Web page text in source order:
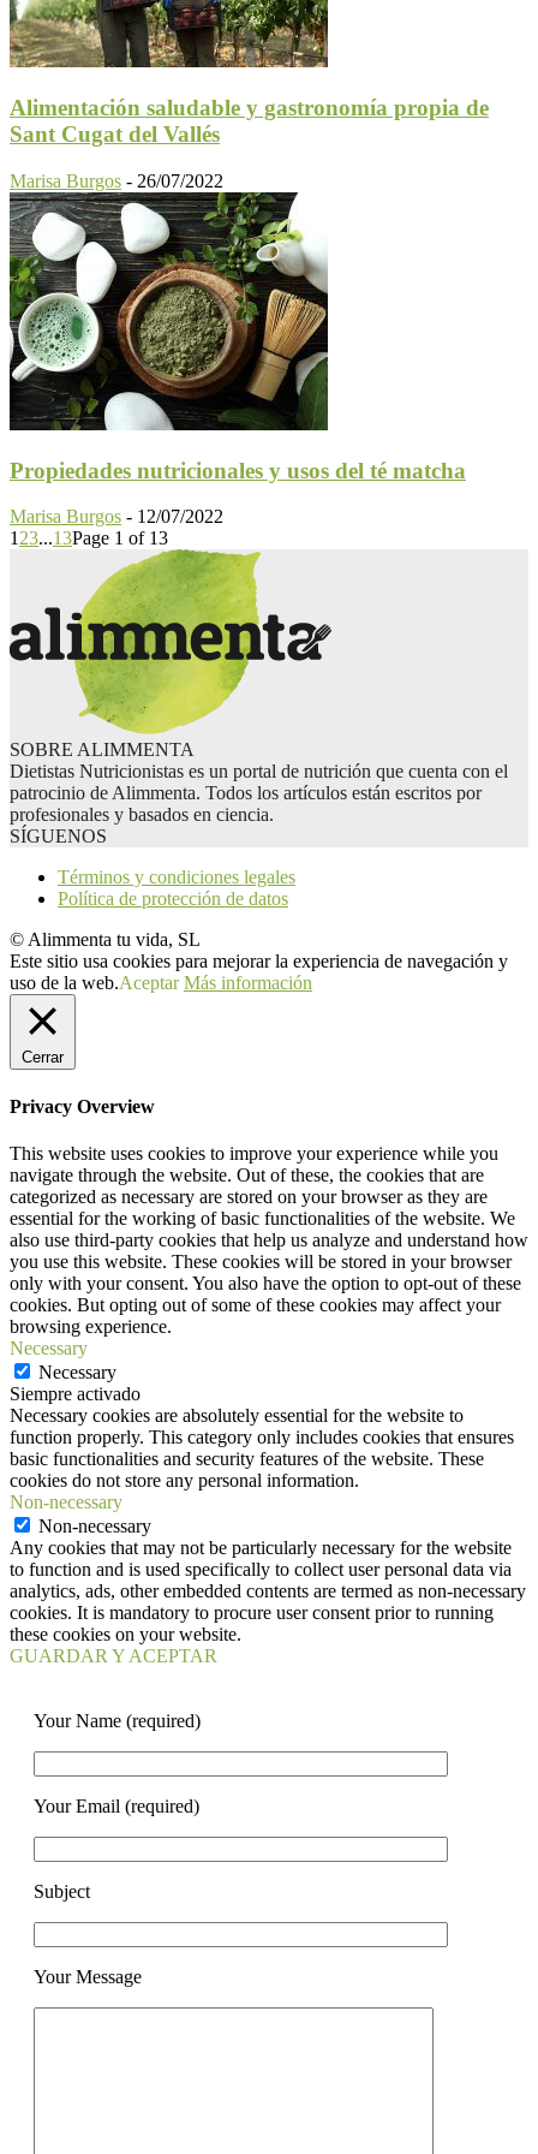
Alimentación saludable y gastronomía propia de
Sant Cugat del Vallés
Marisa Burgos - 26/07/2022
Propiedades nutricionales y usos del té matcha
Marisa Burgos - 12/07/2022
1 23...13Page 1 of 13
SOBRE ALIMMENTA
Dietistas Nutricionistas es un portal de nutrición que cuenta con el
patrocinio de Alimmenta. Todos los artículos están escritos por
profesionales y basados en ciencia.
SÍGUENOS
Términos y condiciones legales
Política de protección de datos
© Alimmenta tu vida, SL
Este sitio usa cookies para mejorar la experiencia de navegación y
uso de la web.Aceptar Más información
Cerrar
Privacy Overview
This website uses cookies to improve your experience while you
navigate through the website. Out of these, the cookies that are
categorized as necessary are stored on your browser as they are
essential for the working of basic functionalities of the website. We
also use third-party cookies that help us analyze and understand how
you use this website. These cookies will be stored in your browser
only with your consent. You also have the option to opt-out of these
cookies. But opting out of some of these cookies may affect your
browsing experience.
Necessary
Necessary
Siempre activado
Necessary cookies are absolutely essential for the website to
function properly. This category only includes cookies that ensures
basic functionalities and security features of the website. These
cookies do not store any personal information.
Non-necessary
Non-necessary
Any cookies that may not be particularly necessary for the website
to function and is used specifically to collect user personal data via
analytics, ads, other embedded contents are termed as non-necessary
cookies. It is mandatory to procure user consent prior to running
these cookies on your website.
GUARDAR Y ACEPTAR
Your Name (required)
Your Email (required)
Subject
Your Message